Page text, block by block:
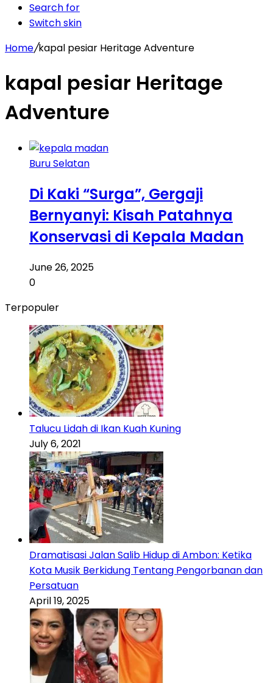
Search for
Switch skin
Home/kapal pesiar Heritage Adventure
kapal pesiar Heritage
Adventure
Buru Selatan
Di Kaki “Surga”, Gergaji
Bernyanyi: Kisah Patahnya
Konservasi di Kepala Madan
June 26, 2025
0
Terpopuler
Talucu Lidah di Ikan Kuah Kuning
July 6, 2021
Dramatisasi Jalan Salib Hidup di Ambon: Ketika
Kota Musik Berkidung Tentang Pengorbanan dan
Persatuan
April 19, 2025